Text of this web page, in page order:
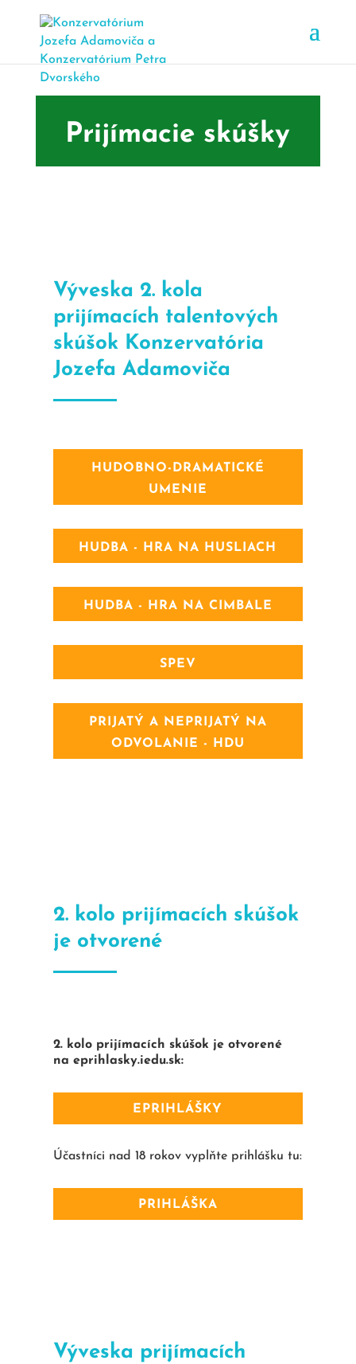
Prijímacie skúšky
Výveska 2. kola
prijímacích talentových
skúšok Konzervatória
Jozefa Adamoviča
HUDOBNO-DRAMATICKÉ
UMENIE
HUDBA - HRA NA HUSLIACH
HUDBA - HRA NA CIMBALE
SPEV
PRIJATÝ A NEPRIJATÝ NA
ODVOLANIE - HDU
2. kolo prijímacích skúšok
je otvorené
2. kolo prijímacích skúšok je otvorené
na eprihlasky.iedu.sk:
EPRIHLÁŠKY
Účastníci nad 18 rokov vyplňte prihlášku tu:
PRIHLÁŠKA
Výveska prijímacích